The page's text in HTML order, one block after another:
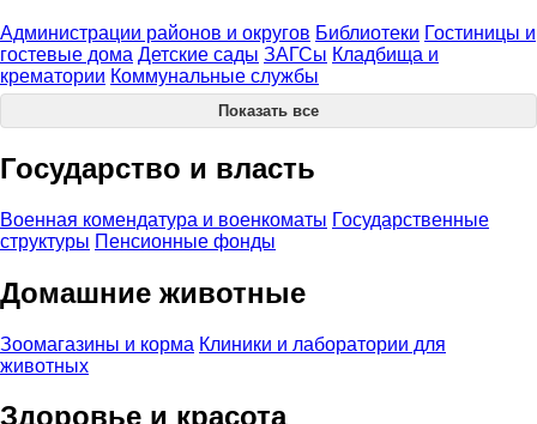
Администрации районов и округов Библиотеки Гостиницы и
гостевые дома Детские сады ЗАГСы Кладбища и
крематории Коммунальные службы
Показать все
Государство и власть
Военная комендатура и военкоматы Государственные
структуры Пенсионные фонды
Домашние животные
Зоомагазины и корма Клиники и лаборатории для
животных
Здоровье и красота